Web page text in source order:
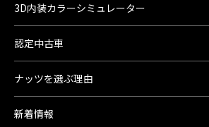
3D内装カラーシミュレーター
認定中古車
ナッツを選ぶ理由
新着情報